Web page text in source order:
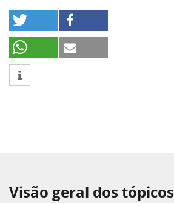
Visão geral dos tópicos